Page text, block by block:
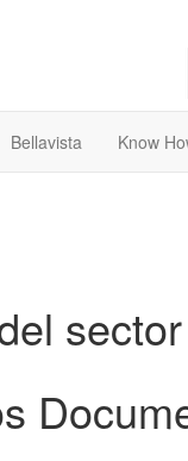
Bellavista Know
sector